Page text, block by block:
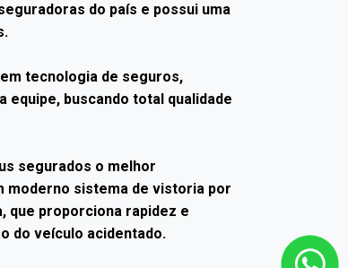
do país e possui uma
tecnologia de seguros,
equipe, buscando total qualidade
segurados o melhor
moderno sistema de vistoria por
que proporciona rapidez e
do veículo acidentado.